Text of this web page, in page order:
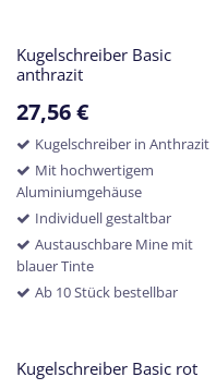
Kugelschreiber Basic
anthrazit
27,56€
Kugelschreiber in Anthrazit
Mit hochwertigem
Aluminiumgehäuse
Individuell gestaltbar
Austauschbare Mine mit
blauer Tinte
Ab 10 Stück bestellbar
Kugelschreiber Basic rot